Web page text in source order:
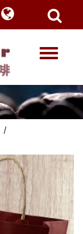
T
g
l
e
a
t
i
/